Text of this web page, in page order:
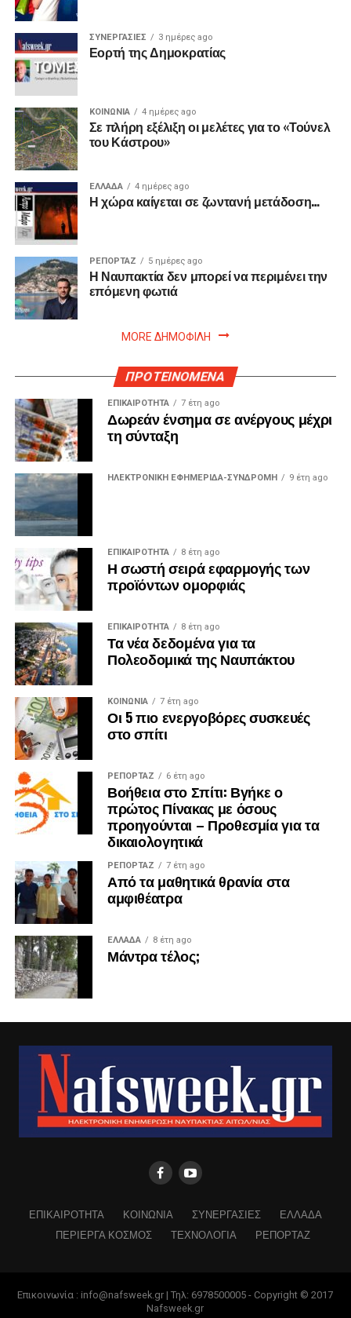
ΣΥΝΕΡΓΑΣΙΕΣ 3 ημέρες ago
Εορτή της Δημοκρατίας
ΚΟΙΝΩΝΙΑ 4 ημέρες ago
Σε πλήρη εξέλιξη οι μελέτες για το «Τούνελ
του Κάστρου»
ΕΛΛΑΔΑ 4 ημέρες ago
Η χώρα καίγεται σε ζωντανή μετάδοση…
ΡΕΠΟΡΤΑΖ 5 ημέρες ago
Η Ναυπακτία δεν μπορεί να περιμένει την
επόμενη φωτιά
MORE ΔΗΜΟΦΙΛΗ
ΠΡΟΤΕΙΝΟΜΕΝΑ
ΕΠΙΚΑΙΡΟΤΗΤΑ 7 έτη ago
Δωρεάν ένσημα σε ανέργους μέχρι
τη σύνταξη
ΗΛΕΚΤΡΟΝΙΚΗ ΕΦΗΜΕΡΙΔΑ-ΣΥΝΔΡΟΜΗ 9 έτη ago
ΕΠΙΚΑΙΡΟΤΗΤΑ 8 έτη ago
Η σωστή σειρά εφαρμογής των
προϊόντων ομορφιάς
ΕΠΙΚΑΙΡΟΤΗΤΑ 8 έτη ago
Τα νέα δεδομένα για τα
Πολεοδομικά της Ναυπάκτου
ΚΟΙΝΩΝΙΑ 7 έτη ago
Οι 5 πιο ενεργοβόρες συσκευές
στο σπίτι
ΡΕΠΟΡΤΑΖ 6 έτη ago
Βοήθεια στο Σπίτι: Βγήκε ο
πρώτος Πίνακας με όσους
προηγούνται – Προθεσμία για τα
δικαιολογητικά
ΡΕΠΟΡΤΑΖ 7 έτη ago
Από τα μαθητικά θρανία στα
αμφιθέατρα
ΕΛΛΑΔΑ 8 έτη ago
Μάντρα τέλος;
ΕΠΙΚΑΙΡΟΤΗΤΑ ΚΟΙΝΩΝΙΑ ΣΥΝΕΡΓΑΣΙΕΣ
ΕΛΛΑΔΑ
ΠΕΡΙΕΡΓΑ ΚΟΣΜΟΣ
ΤΕΧΝΟΛΟΓΙΑ ΡΕΠΟΡΤΑΖ
Επικοινωνία : info@nafsweek.gr | Τηλ: 6978500005 - Copyright © 2017
Nafsweek.gr